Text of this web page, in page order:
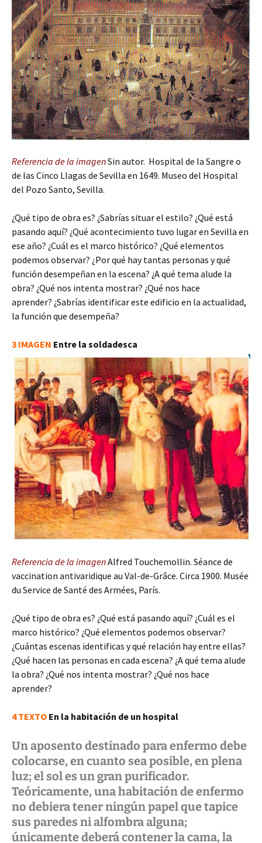
Referencia de la imagenSin autor. Hospital de la Sangre o
de las Cinco Llagas de Sevilla en 1649. Museo del Hospital
del Pozo Santo, Sevilla.
¿Qué tipo de obra es? ¿Sabrías situar el estilo? ¿Qué está
pasando aquí? ¿Qué acontecimiento tuvo lugar en Sevilla en
ese año? ¿Cuál es el marco histórico? ¿Qué elementos
podemos observar? ¿Por qué hay tantas personas y qué
función desempeñan en la escena? ¿A qué tema alude la
obra? ¿Qué nos intenta mostrar? ¿Qué nos hace
aprender? ¿Sabrías identificar este edificio en la actualidad,
la función que desempeña?
3 IMAGEN Entre la soldadesca
Referencia de la imagenAlfred Touchemollin. Séance de
vaccination antivaridique au Val-de-Grâce. Circa 1900. Musée
du Service de Santé des Armées, París.
¿Qué tipo de obra es? ¿Qué está pasando aquí? ¿Cuál es el
marco histórico? ¿Qué elementos podemos observar?
¿Cuántas escenas identificas y qué relación hay entre ellas?
¿Qué hacen las personas en cada escena? ¿A qué tema alude
la obra? ¿Qué nos intenta mostrar? ¿Qué nos hace
aprender?
4 TEXTO En la habitación de un hospital
Un aposento destinado para enfermo debe
colocarse, en cuanto sea posible, en plena
luz; el sol es un gran purificador.
Teóricamente, una habitación de enfermo
no debiera tener ningún papel que tapice
sus paredes ni alfombra alguna;
únicamente deberá contener la cama, la